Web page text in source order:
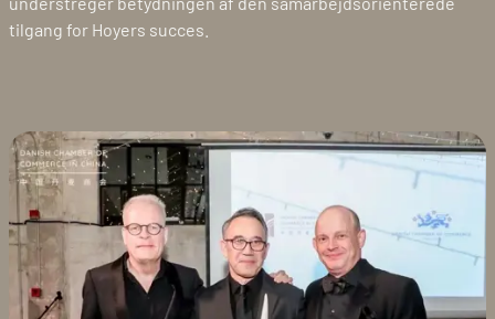
tilgang for Hoyers succes.